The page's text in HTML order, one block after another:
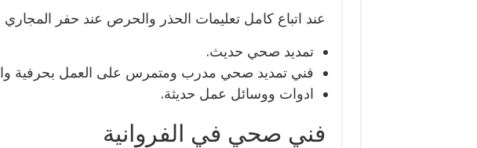
عند اتباع كامل تعليمات الحذر والحرص عند حفر المجاري
تمديد صحي حديث.
فني تمديد صحي مدرب ومتمرس على العمل بحرفية
ادوات ووسائل عمل حديثة.
فني صحي في الفروانية